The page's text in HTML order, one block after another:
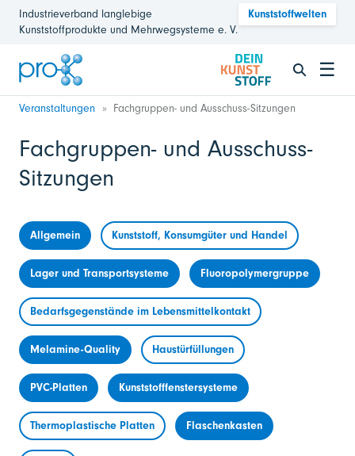
Industrieverband langlebige
Kunststoffprodukte und Mehrwegsysteme e. V.
Kunststoffwelten
☰
Veranstaltungen Fachgruppen- und Ausschuss-Sitzungen
Fachgruppen- und Ausschuss-
Sitzungen
Allgemein Kunststoff, Konsumgüter und Handel
Lager und Transportsysteme Fluoropolymergruppe
Bedarfsgegenstände im Lebensmittelkontakt
Melamine-Quality Haustürfüllungen
PVC-Platten Kunststofffenstersysteme
Thermoplastische Platten Flaschenkasten